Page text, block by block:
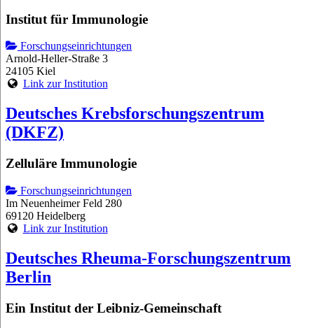
Institut für Immunologie
Forschungseinrichtungen
Arnold-Heller-Straße 3
24105 Kiel
Link zur Institution
Deutsches Krebsforschungszentrum
(DKFZ)
Zelluläre Immunologie
Forschungseinrichtungen
Im Neuenheimer Feld 280
69120 Heidelberg
Link zur Institution
Deutsches Rheuma-Forschungszentrum
Berlin
Ein Institut der Leibniz-Gemeinschaft